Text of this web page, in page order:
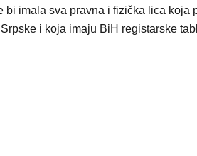
bi imala sva pravna i fizička lica koja
i koja imaju BiH registarske